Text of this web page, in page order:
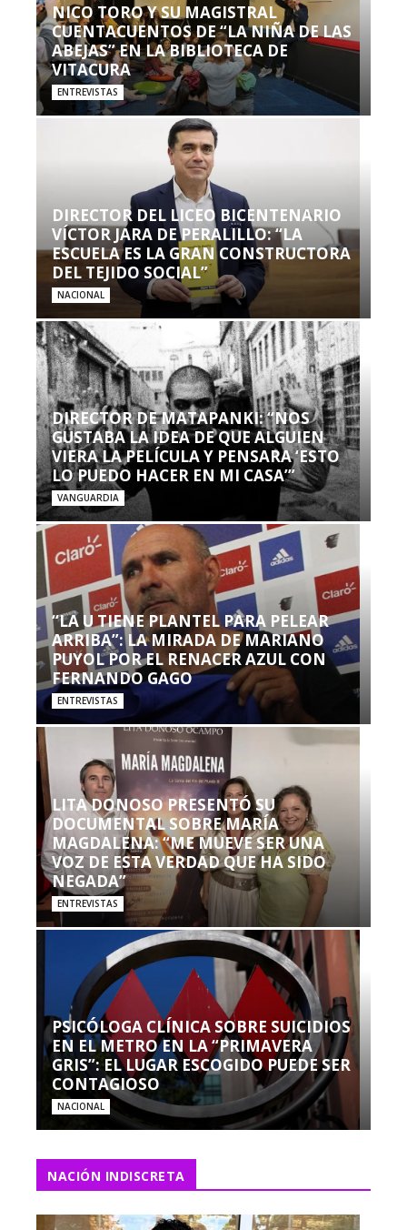
NICO TORO Y SU MAGISTRAL
CUENTACUENTOS DE “LA NIÑA DE LAS
ABEJAS” EN LA BIBLIOTECA DE
VITACURA
ENTREVISTAS
DIRECTOR DEL LICEO BICENTENARIO
VÍCTOR JARA DE PERALILLO: “LA
ESCUELA ES LA GRAN CONSTRUCTORA
DEL TEJIDO SOCIAL”
NACIONAL
DIRECTOR DE MATAPANKI: “NOS
GUSTABA LA IDEA DE QUE ALGUIEN
VIERA LA PELÍCULA Y PENSARA ‘ESTO
LO PUEDO HACER EN MI CASA’”
VANGUARDIA
“LA U TIENE PLANTEL PARA PELEAR
ARRIBA”: LA MIRADA DE MARIANO
PUYOL POR EL RENACER AZUL CON
FERNANDO GAGO
ENTREVISTAS
LITA DONOSO PRESENTÓ SU
DOCUMENTAL SOBRE MARÍA
MAGDALENA: “ME MUEVE SER UNA
VOZ DE ESTA VERDAD QUE HA SIDO
NEGADA”
ENTREVISTAS
PSICÓLOGA CLÍNICA SOBRE SUICIDIOS
EN EL METRO EN LA “PRIMAVERA
GRIS”: EL LUGAR ESCOGIDO PUEDE SER
CONTAGIOSO
NACIONAL
NACIÓN INDISCRETA